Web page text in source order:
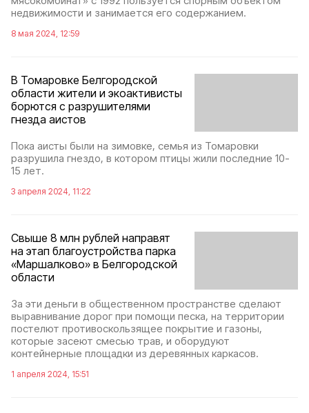
недвижимости и занимается его содержанием.
8 мая 2024, 12:59
В Томаровке Белгородской
области жители и экоактивисты
борются с разрушителями
гнезда аистов
Пока аисты были на зимовке, семья из Томаровки
разрушила гнездо, в котором птицы жили последние 10-
15 лет.
3 апреля 2024, 11:22
Свыше 8 млн рублей направят
на этап благоустройства парка
«Маршалково» в Белгородской
области
За эти деньги в общественном пространстве сделают
выравнивание дорог при помощи песка, на территории
постелют противоскользящее покрытие и газоны,
которые засеют смесью трав, и оборудуют
контейнерные площадки из деревянных каркасов.
1 апреля 2024, 15:51